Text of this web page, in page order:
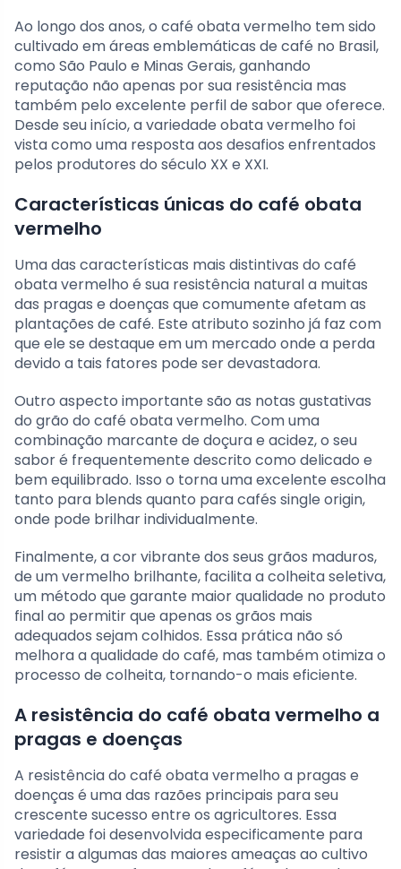
Ao longo dos anos, o café obata vermelho tem sido
cultivado em áreas emblemáticas de café no Brasil,
como São Paulo e Minas Gerais, ganhando
reputação não apenas por sua resistência mas
também pelo excelente perfil de sabor que oferece.
Desde seu início, a variedade obata vermelho foi
vista como uma resposta aos desafios enfrentados
pelos produtores do século XX e XXI.
Características únicas do café obata
vermelho
Uma das características mais distintivas do café
obata vermelho é sua resistência natural a muitas
das pragas e doenças que comumente afetam as
plantações de café. Este atributo sozinho já faz com
que ele se destaque em um mercado onde a perda
devido a tais fatores pode ser devastadora.
Outro aspecto importante são as notas gustativas
do grão do café obata vermelho. Com uma
combinação marcante de doçura e acidez, o seu
sabor é frequentemente descrito como delicado e
bem equilibrado. Isso o torna uma excelente escolha
tanto para blends quanto para cafés single origin,
onde pode brilhar individualmente.
Finalmente, a cor vibrante dos seus grãos maduros,
de um vermelho brilhante, facilita a colheita seletiva,
um método que garante maior qualidade no produto
final ao permitir que apenas os grãos mais
adequados sejam colhidos. Essa prática não só
melhora a qualidade do café, mas também otimiza o
processo de colheita, tornando-o mais eficiente.
A resistência do café obata vermelho a
pragas e doenças
A resistência do café obata vermelho a pragas e
doenças é uma das razões principais para seu
crescente sucesso entre os agricultores. Essa
variedade foi desenvolvida especificamente para
resistir a algumas das maiores ameaças ao cultivo